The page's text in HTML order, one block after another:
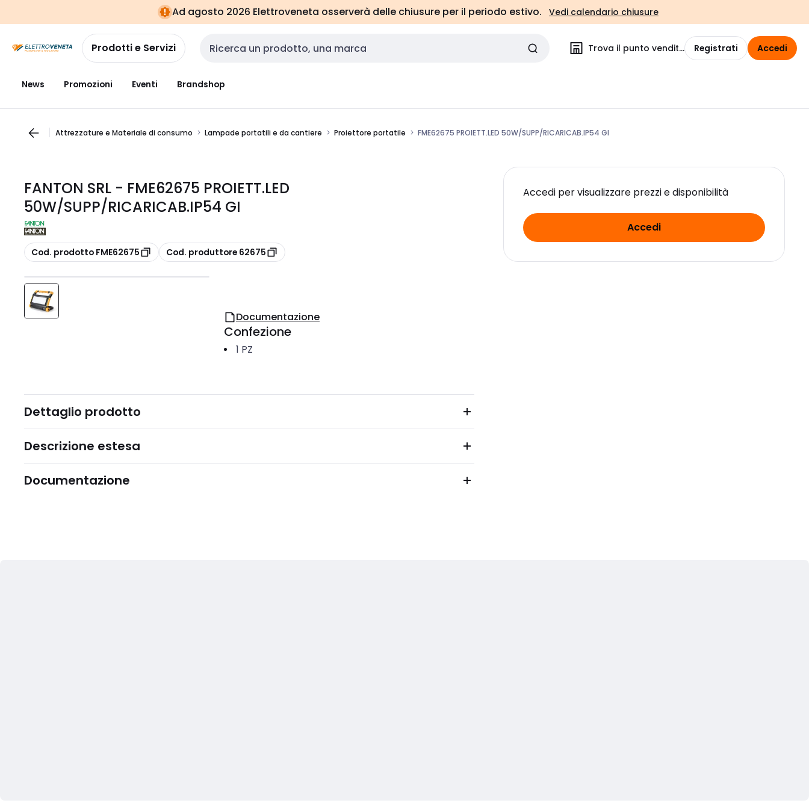
navigazionealla
pagina
Ad agosto 2026 Elettroveneta osserverà delle chiusure per il periodo estivo. Vedi calendario chiusure
Prodotti e Servizi Cerca input Trova il punto vendita Registrati Accedi
News Promozioni Eventi Brandshop
Attrezzature e Materiale di consumo Lampade portatili e da cantiere Proiettore portatile FME62675 PROIETT.LED 50W/SUPP/RICARICAB.IP54 GI
FANTON SRL - FME62675 PROIETT.LED
50W/SUPP/RICARICAB.IP54 GI
copia
Cod. prodotto FME62675 copia
Cod. produttore 62675
Accedi per visualizzare prezzi e disponibilità
Accedi
Documentazione
Confezione
1 PZ
Dettaglio prodotto
Descrizione estesa
Documentazione